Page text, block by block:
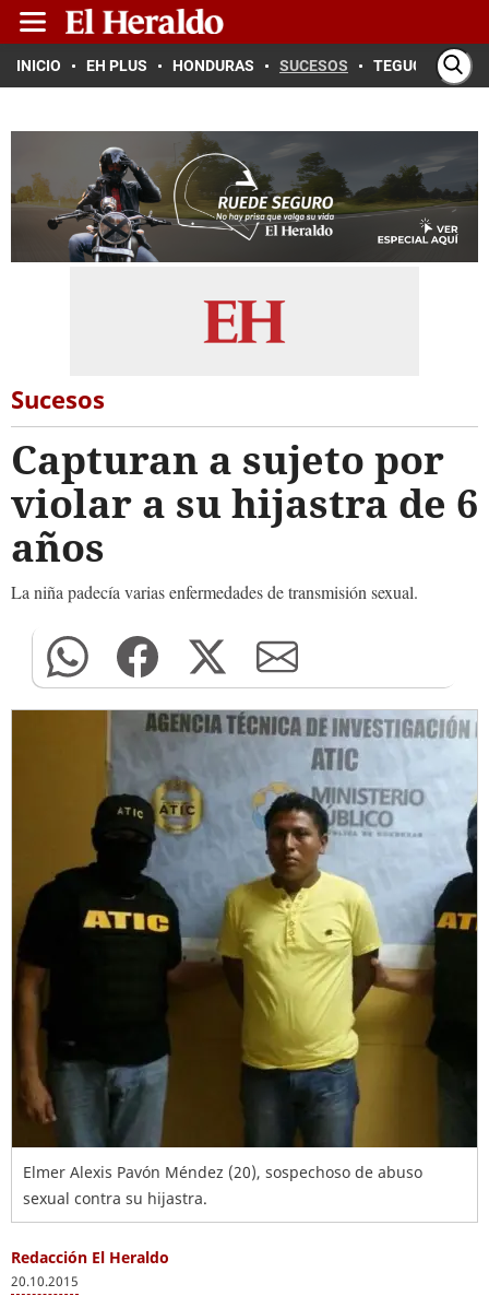
INICIO EH PLUS HONDURAS SUCESOS TEGUCIGALPA
Sucesos
Capturan a sujeto por
violar a su hijastra de 6
años
La niña padecía varias enfermedades de transmisión sexual.
Elmer Alexis Pavón Méndez (20), sospechoso de abuso
sexual contra su hijastra.
Redacción El Heraldo
20.10.2015